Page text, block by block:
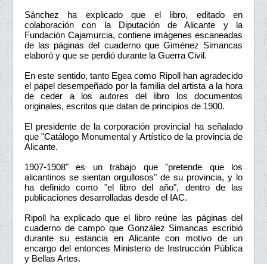
Sánchez ha explicado que el libro, editado en
colaboración con la Diputación de Alicante y la
Fundación Cajamurcia, contiene imágenes escaneadas
de las páginas del cuaderno que Giménez Simancas
elaboró y que se perdió durante la Guerra Civil.
En este sentido, tanto Egea como Ripoll han agradecido
el papel desempeñado por la familia del artista a la hora
de ceder a los autores del libro los documentos
originales, escritos que datan de principios de 1900.
El presidente de la corporación provincial ha señalado
que "Catálogo Monumental y Artístico de la provincia de
Alicante.
1907-1908" es un trabajo que "pretende que los
alicantinos se sientan orgullosos" de su provincia, y lo
ha definido como "el libro del año", dentro de las
publicaciones desarrolladas desde el IAC.
Ripoll ha explicado que el libro reúne las páginas del
cuaderno de campo que González Simancas escribió
durante su estancia en Alicante con motivo de un
encargo del entonces Ministerio de Instrucción Pública
y Bellas Artes.